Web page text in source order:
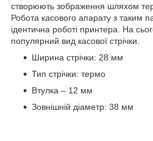
створюють зображення шляхом
Робота касового апарату з таким
ідентична роботі принтера. На
популярний вид касової стрічки.
Ширина стрічки: 28 мм
Тип стрічки: термо
Втулка – 12 мм
Зовнішній діаметр: 38 мм